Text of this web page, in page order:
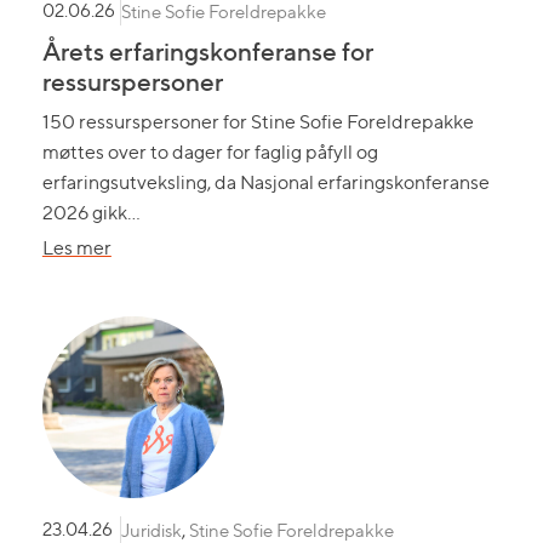
02.06.26 Stine Sofie Foreldrepakke
Årets erfaringskonferanse for
ressurspersoner
150 ressurspersoner for Stine Sofie Foreldrepakke
møttes over to dager for faglig påfyll og
erfaringsutveksling, da Nasjonal erfaringskonferanse
2026 gikk…
Les merom
for
ressurspersoner
23.04.26 Juridisk, Stine Sofie Foreldrepakke